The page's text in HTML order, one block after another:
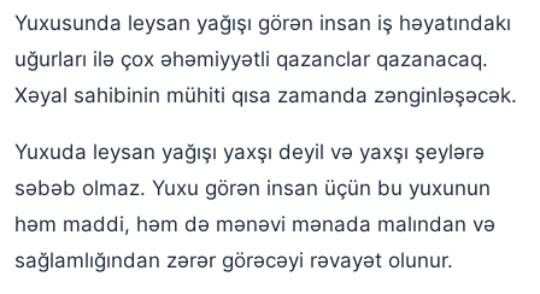
Yuxusunda leysan yağışı görən insan iş həyatındakı
uğurları ilə çox əhəmiyyətli qazanclar qazanacaq.
Xəyal sahibinin mühiti qısa zamanda zənginləşəcək.
Yuxuda leysan yağışı yaxşı deyil və yaxşı şeylərə
səbəb olmaz. Yuxu görən insan üçün bu yuxunun
həm maddi, həm də mənəvi mənada malından və
sağlamlığından zərər görəcəyi rəvayət olunur.